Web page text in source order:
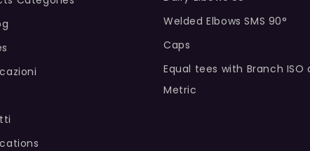
Welded Elbows SMS 90°
Caps
Equal tees with Branch ISO
Metric